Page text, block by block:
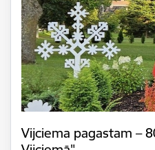
Vijciema pagastam –